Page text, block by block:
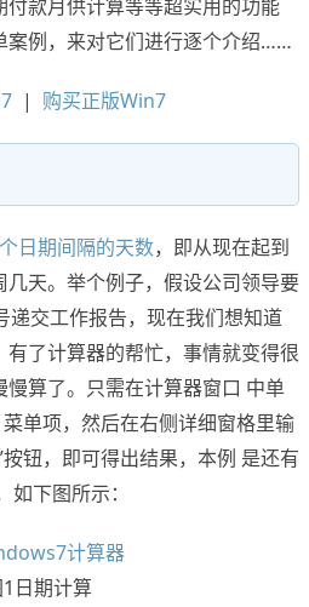
款月供计算等等超实用的功能
案例，来对它们进行逐个介绍……
| 购买正版Win7
日期间隔的天数，即从现在起到
天。举个例子，假设公司领导要
递交工作报告，现在我们想知道
了计算器的帮忙，事情就变得很
算了。只需在计算器窗口 中单
菜单项，然后在右侧详细窗格里输
钮，即可得出结果，本例 是还有
下图所示：
日期计算